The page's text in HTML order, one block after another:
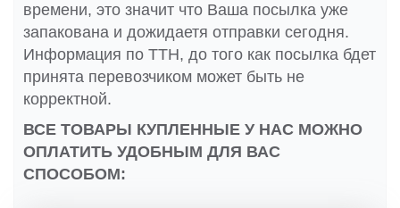
времени, это значит что Ваша посылка уже
запакована и дожидаетя отправки сегодня.
Информация по ТТН, до того как посылка бдет
принята перевозчиком может быть не
корректной.
ВСЕ ТОВАРЫ КУПЛЕННЫЕ У НАС МОЖНО
ОПЛАТИТЬ УДОБНЫМ ДЛЯ ВАС
СПОСОБОМ: